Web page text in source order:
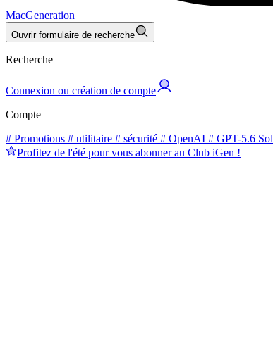
MacGeneration
Ouvrir formulaire de recherche
Recherche
Connexion ou création de compte
Compte
# Promotions # utilitaire # sécurité # OpenAI # GPT-5.6 Sol
Profitez de l'été pour vous abonner au Club iGen !